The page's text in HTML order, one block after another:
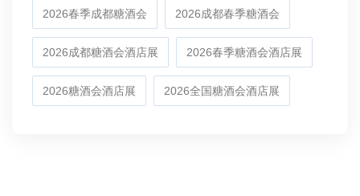
2026春季成都糖酒会 2026成都春季糖酒会
2026成都糖酒会酒店展 2026春季糖酒会酒店展
2026糖酒会酒店展 2026全国糖酒会酒店展